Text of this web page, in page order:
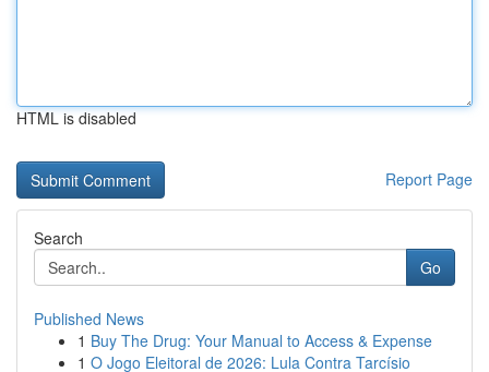
HTML is disabled
Report Page
Search
Go
Published News
1 Buy The Drug: Your Manual to Access & Expense
1 O Jogo Eleitoral de 2026: Lula Contra Tarcísio